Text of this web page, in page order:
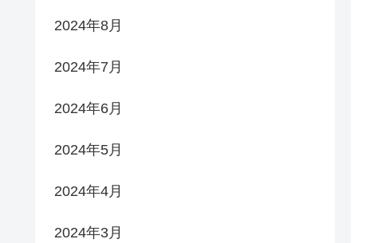
2024年8月
2024年7月
2024年6月
2024年5月
2024年4月
2024年3月